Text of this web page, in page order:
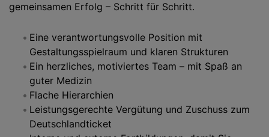
gemeinsamen Erfolg – Schritt für Schritt.
Eine verantwortungsvolle Position mit
Gestaltungsspielraum und klaren Strukturen
Ein herzliches, motiviertes Team – mit Spaß an
guter Medizin
Flache Hierarchien
Leistungsgerechte Vergütung und Zuschuss zum
Deutschlandticket